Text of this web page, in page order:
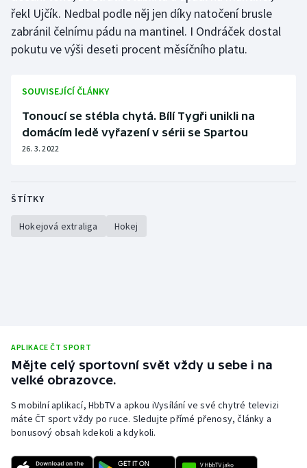
řekl Ujčík. Nedbal podle něj jen díky natočení brusle
zabránil čelnímu pádu na mantinel. I Ondráček dostal
pokutu ve výši deseti procent měsíčního platu.
SOUVISEJÍCÍ ČLÁNKY
Tonoucí se stébla chytá. Bílí Tygři unikli na
domácím ledě vyřazení v sérii se Spartou
26. 3. 2022
ŠTÍTKY
Hokejová extraliga Hokej
APLIKACE ČT SPORT
Mějte celý sportovní svět vždy u sebe i na
velké obrazovce.
S mobilní aplikací, HbbTV a apkou iVysílání ve své chytré televizi
máte ČT sport vždy po ruce. Sledujte přímé přenosy, články a
bonusový obsah kdekoli a kdykoli.